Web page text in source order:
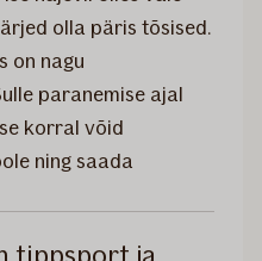
olla päris tõsised.
on nagu
paranemise ajal
korral võid
ning saada